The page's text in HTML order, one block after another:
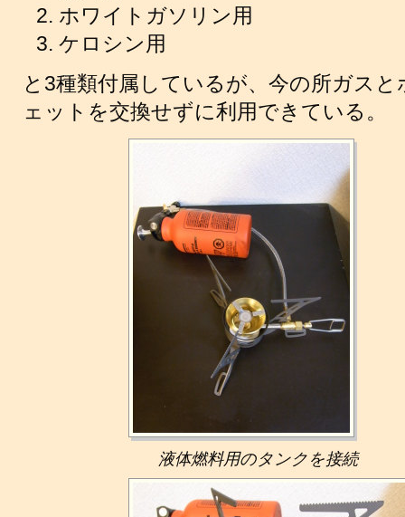
ホワイトガソリン用
ケロシン用
と3種類付属しているが、今の所ガス
ェットを交換せずに利用できている。
液体燃料用のタンクを接続